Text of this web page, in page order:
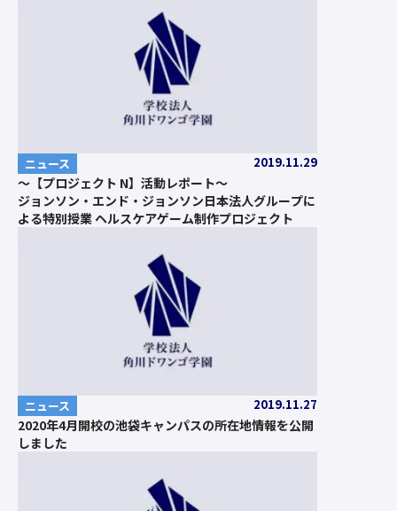
ニュース 2019.11.29
～【プロジェクト N】活動レポート～
ジョンソン・エンド・ジョンソン日本法人グループに
よる特別授業 ヘルスケアゲーム制作プロジェクト
ニュース 2019.11.27
2020年4月開校の池袋キャンパスの所在地情報を公開
しました